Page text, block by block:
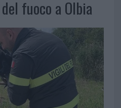
fuoco a Olbia